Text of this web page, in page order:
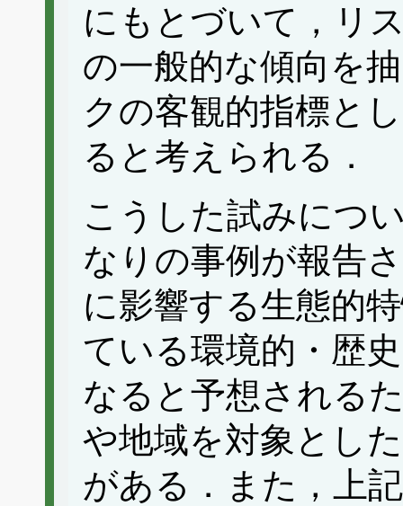
にもとづいて，リ
の一般的な傾向を
クの客観的指標と
ると考えられる．
こうした試みにつ
なりの事例が報告
に影響する生態的
ている環境的・歴
なると予想される
や地域を対象とし
がある．また，上